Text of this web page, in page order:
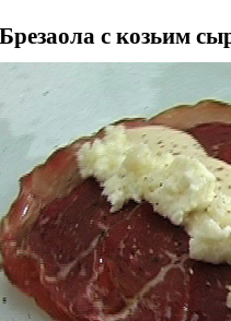
Брезаола с козьим